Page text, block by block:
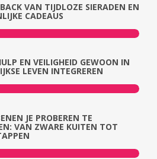
VAN TIJDLOZE SIERADEN EN
CADEAUS
EN VEILIGHEID GEWOON IN
LEVEN INTEGREREN
JE PROBEREN TE
VAN ZWARE KUITEN TOT